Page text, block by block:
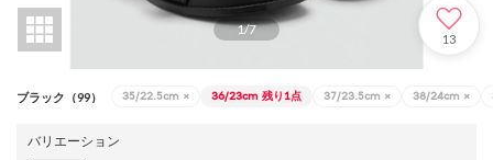
1/7
13
ブラック（99） 35/22.5cm × 36/23cm 残り1点 37/23.5cm × 38/24cm ×
バリエーション